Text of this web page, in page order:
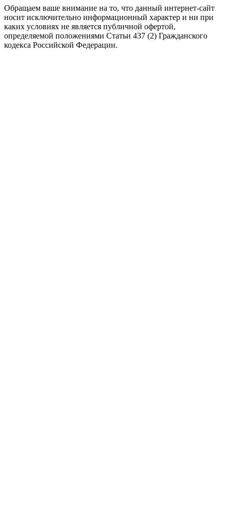
Обращаем ваше внимание на то, что данный интернет-сайт
носит исключительно информационный характер и ни при
каких условиях не является публичной офертой,
определяемой положениями Статьи 437 (2) Гражданского
кодекса Российской Федерации.